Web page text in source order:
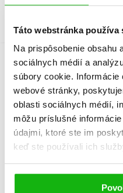
Táto webstránka používa
Na prispôsobenie obsahu
sociálnych médií a
súbory cookie. Informácie
webové stránky,
oblasti sociálnych médií,
môžu príslušné
údajmi, ktoré ste im
keď ste používali ich
Žáner